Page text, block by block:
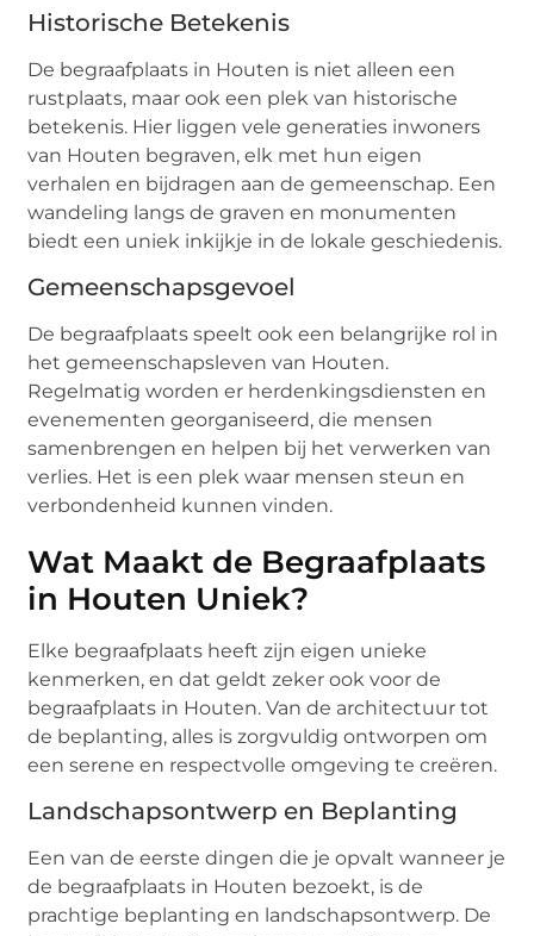
Historische Betekenis
De begraafplaats in Houten is niet alleen een
rustplaats, maar ook een plek van historische
betekenis. Hier liggen vele generaties inwoners
van Houten begraven, elk met hun eigen
verhalen en bijdragen aan de gemeenschap. Een
wandeling langs de graven en monumenten
biedt een uniek inkijkje in de lokale geschiedenis.
Gemeenschapsgevoel
De begraafplaats speelt ook een belangrijke rol in
het gemeenschapsleven van Houten.
Regelmatig worden er herdenkingsdiensten en
evenementen georganiseerd, die mensen
samenbrengen en helpen bij het verwerken van
verlies. Het is een plek waar mensen steun en
verbondenheid kunnen vinden.
Wat Maakt de Begraafplaats
in Houten Uniek?
Elke begraafplaats heeft zijn eigen unieke
kenmerken, en dat geldt zeker ook voor de
begraafplaats in Houten. Van de architectuur tot
de beplanting, alles is zorgvuldig ontworpen om
een serene en respectvolle omgeving te creëren.
Landschapsontwerp en Beplanting
Een van de eerste dingen die je opvalt wanneer je
de begraafplaats in Houten bezoekt, is de
prachtige beplanting en landschapsontwerp. De